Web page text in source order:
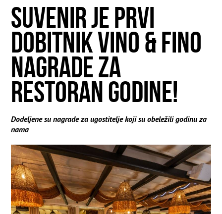
SUVENIR JE PRVI
DOBITNIK VINO & FINO
NAGRADE ZA
RESTORAN GODINE!
Dodeljene su nagrade za ugostitelje koji su obeležili godinu za
nama